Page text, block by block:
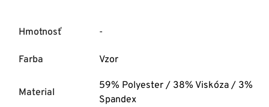
Hmotnosť -
Farba Vzor
Material
59% Polyester / 38% Viskóza / 3%
Spandex